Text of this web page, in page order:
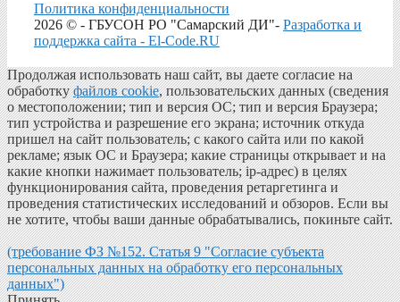
Политика конфиденциальности
2026 © - ГБУСОН РО "Самарский ДИ"- Разработка и
поддержка сайта - El-Code.RU
Продолжая использовать наш сайт, вы даете согласие на
обработкуфайлов cookie, пользовательских данных (сведения
о местоположении; тип и версия ОС; тип и версия Браузера;
тип устройства и разрешение его экрана; источник откуда
пришел на сайт пользователь; с какого сайта или по какой
рекламе; язык ОС и Браузера; какие страницы открывает и на
какие кнопки нажимает пользователь; ip-адрес) в целях
функционирования сайта, проведения ретаргетинга и
проведения статистических исследований и обзоров. Если вы
не хотите, чтобы ваши данные обрабатывались, покиньте сайт.
(требование ФЗ №152. Статья 9 "Согласие субъекта
персональных данных на обработку его персональных
данных")